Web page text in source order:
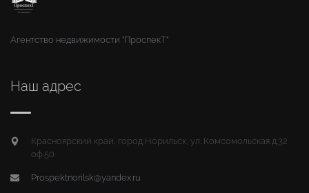
Агентство недвижимости "ПроспекТ"
Наш адрес
Красноярский край, город Норильск, ул. Комсомольская д.32
оф.50
Prospektnorilsk@yandex.ru